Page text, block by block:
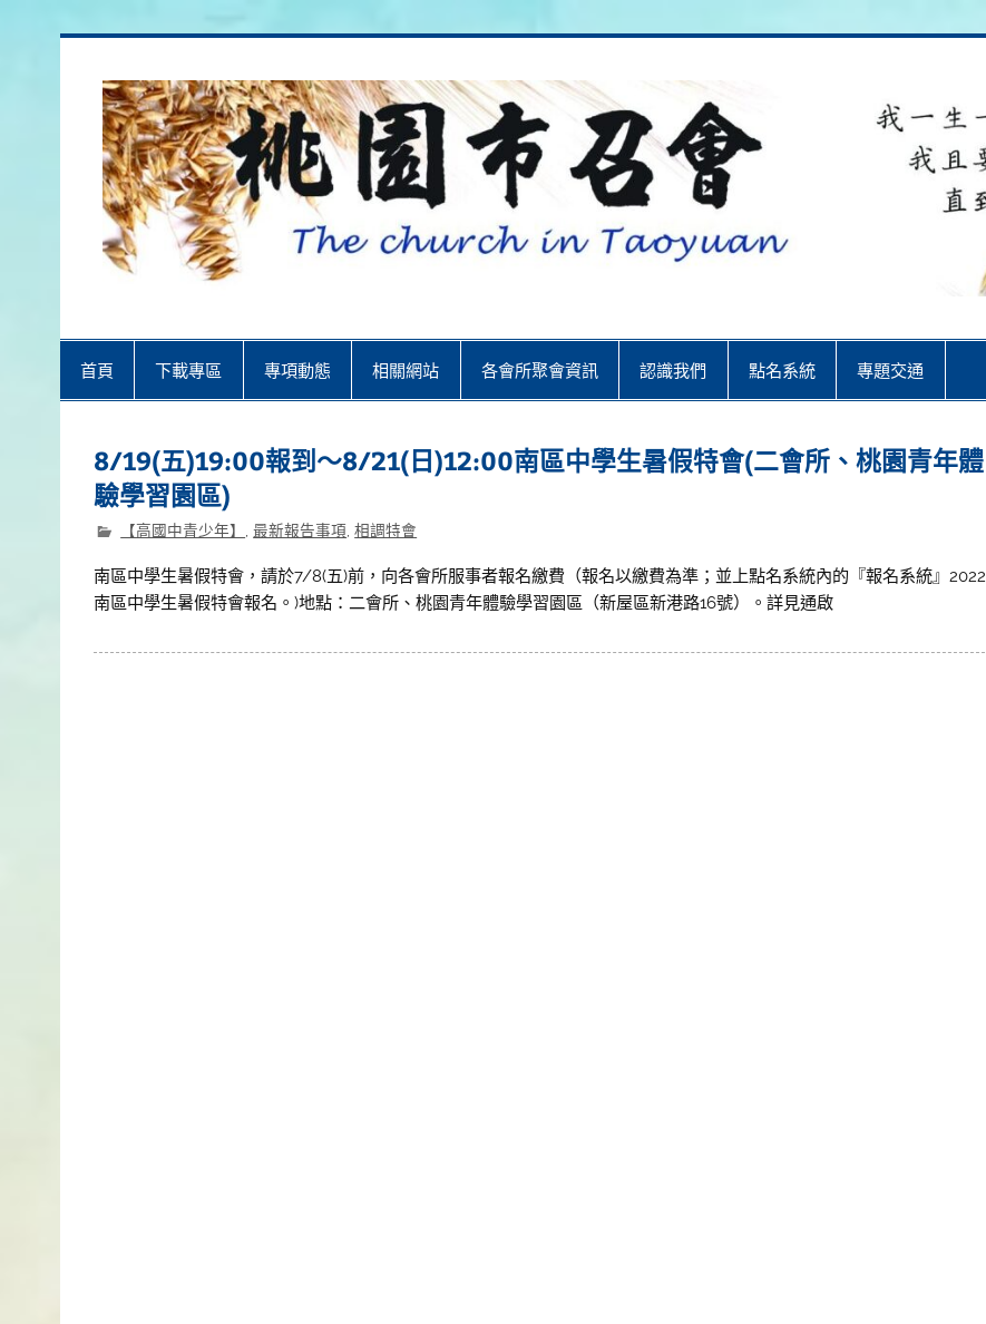
首頁 下載專區 專項動態 相關網站 各會所聚會資訊 認識我們 點名系統 專題交通
8/19(五)19:00報到～8/21(日)12:00南區中學生暑假特會(二會所、桃園青年體
驗學習園區)
【高國中青少年】 ,最新報告事項 ,相調特會
南區中學生暑假特會，請於7/8(五)前，向各會所服事者報名繳費（報名以繳費為準；並上點名系統內的『報名系統』2022
南區中學生暑假特會報名。)地點：二會所、桃園青年體驗學習園區（新屋區新港路16號）。詳見通啟